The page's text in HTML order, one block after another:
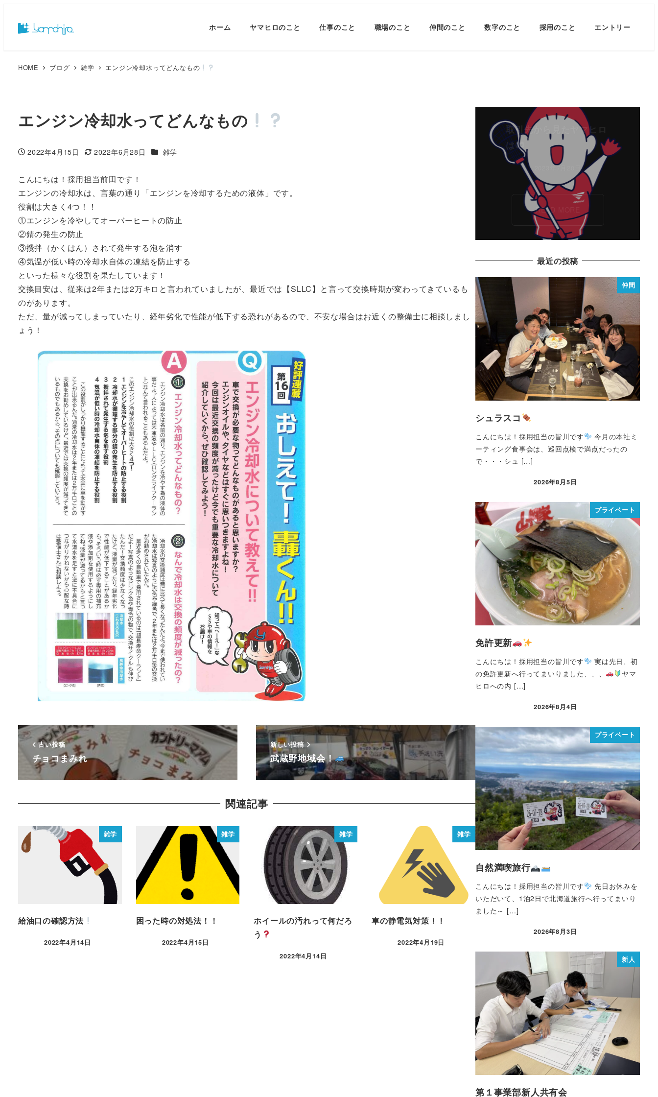
ホーム ヤマヒロのこと 仕事のこと 職場のこと 仲間のこと 数字のこと 採用のこと エントリー
HOME ブログ 雑学 エンジン冷却水ってどんなもの
エンジン冷却水ってどんなもの
投稿日
2022年4月15日
更新日
2022年6月28日 カテゴリー
雑学
こんにちは！採用担当前田です！
エンジンの冷却水は、言葉の通り「エンジンを冷却するための液体」です。
役割は大きく4つ！！
①エンジンを冷やしてオーバーヒートの防止
②錆の発生の防止
③攪拌（かくはん）されて発生する泡を消す
④気温が低い時の冷却水自体の凍結を防止する
といった様々な役割を果たしています！
交換目安は、従来は2年または2万キロと言われていましたが、最近では【SLLC】と言って交換時期が変わってきているも
のがあります。
ただ、量が減ってしまっていたり、経年劣化で性能が低下する恐れがあるので、不安な場合はお近くの整備士に相談しまし
ょう！
古い投稿
チョコまみれ
新しい投稿
武蔵野地域会！
関連記事
雑学
給油口の確認方法
2022年4月14日
雑学
困った時の対処法！！
2022年4月15日
雑学
ホイールの汚れって何だろ
う
2022年4月14日
雑学
車の静電気対策！！
2022年4月19日
取引先から見たヤマヒロ
は
2023年7月20日
READ MORE
最近の投稿
仲間
シュラスコ
こんにちは！採用担当の皆川です
今月の本社ミ
ーティング食事会は、巡回点検で満点だったの
で・・・シュ […]
2026年8月5日
プライベート
免許更新
こんにちは！採用担当の皆川です
実は先日、初
の免許更新へ行ってまいりました、、、
ヤマ
ヒロへの内 […]
2026年8月4日
プライベート
自然満喫旅行
こんにちは！採用担当の皆川です
先日お休みを
いただいて、1泊2日で北海道旅行へ行ってまいり
ました～ […]
2026年8月3日
新人
第１事業部新人共有会